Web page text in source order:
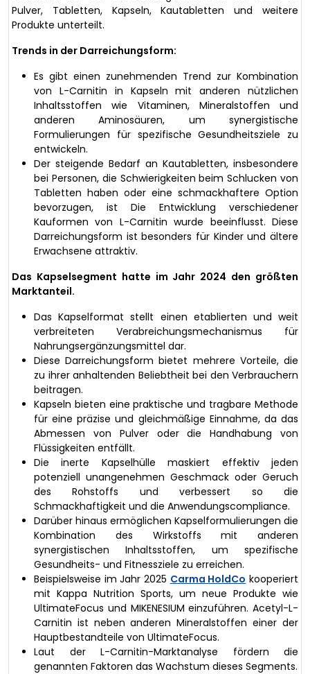
Pulver, Tabletten, Kapseln, Kautabletten und weitere
Produkte unterteilt.
Trends in der Darreichungsform:
Es gibt einen zunehmenden Trend zur Kombination
von L-Carnitin in Kapseln mit anderen nützlichen
Inhaltsstoffen wie Vitaminen, Mineralstoffen und
anderen Aminosäuren, um synergistische
Formulierungen für spezifische Gesundheitsziele zu
entwickeln.
Der steigende Bedarf an Kautabletten, insbesondere
bei Personen, die Schwierigkeiten beim Schlucken von
Tabletten haben oder eine schmackhaftere Option
bevorzugen, ist Die Entwicklung verschiedener
Kauformen von L-Carnitin wurde beeinflusst. Diese
Darreichungsform ist besonders für Kinder und ältere
Erwachsene attraktiv.
Das Kapselsegment hatte im Jahr 2024 den größten
Marktanteil.
Das Kapselformat stellt einen etablierten und weit
verbreiteten Verabreichungsmechanismus für
Nahrungsergänzungsmittel dar.
Diese Darreichungsform bietet mehrere Vorteile, die
zu ihrer anhaltenden Beliebtheit bei den Verbrauchern
beitragen.
Kapseln bieten eine praktische und tragbare Methode
für eine präzise und gleichmäßige Einnahme, da das
Abmessen von Pulver oder die Handhabung von
Flüssigkeiten entfällt.
Die inerte Kapselhülle maskiert effektiv jeden
potenziell unangenehmen Geschmack oder Geruch
des Rohstoffs und verbessert so die
Schmackhaftigkeit und die Anwendungscompliance.
Darüber hinaus ermöglichen Kapselformulierungen die
Kombination des Wirkstoffs mit anderen
synergistischen Inhaltsstoffen, um spezifische
Gesundheits- und Fitnessziele zu erreichen.
Beispielsweise im Jahr 2025 Carma HoldCo kooperiert
mit Kappa Nutrition Sports, um neue Produkte wie
UltimateFocus und MIKENESIUM einzuführen. Acetyl-L-
Carnitin ist neben anderen Mineralstoffen einer der
Hauptbestandteile von UltimateFocus.
Laut der L-Carnitin-Marktanalyse fördern die
genannten Faktoren das Wachstum dieses Segments.